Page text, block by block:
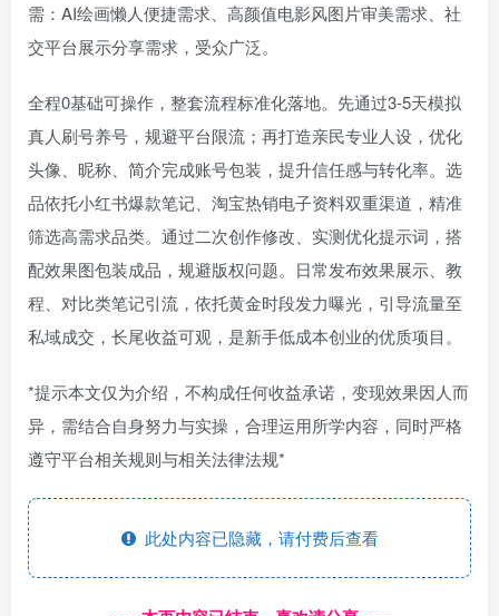
需：AI绘画懒人便捷需求、高颜值电影风图片审美需求、社
交平台展示分享需求，受众广泛。
全程0基础可操作，整套流程标准化落地。先通过3-5天模拟
真人刷号养号，规避平台限流；再打造亲民专业人设，优化
头像、昵称、简介完成账号包装，提升信任感与转化率。选
品依托小红书爆款笔记、淘宝热销电子资料双重渠道，精准
筛选高需求品类。通过二次创作修改、实测优化提示词，搭
配效果图包装成品，规避版权问题。日常发布效果展示、教
程、对比类笔记引流，依托黄金时段发力曝光，引导流量至
私域成交，长尾收益可观，是新手低成本创业的优质项目。
*提示本文仅为介绍，不构成任何收益承诺，变现效果因人而
异，需结合自身努力与实操，合理运用所学内容，同时严格
遵守平台相关规则与相关法律法规*
此处内容已隐藏，请付费后查看